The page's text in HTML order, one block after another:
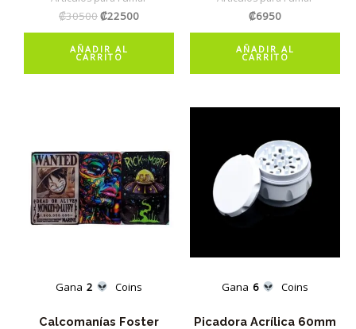
₡30500El
original
era:
₡22500El
AÑADIR AL
CARRITO
₡6950
AÑADIR AL
CARRITO
Gana 2 Coins
Calcomanías Foster
Gana 6 Coins
Picadora Acrílica 60mm